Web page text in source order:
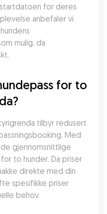
for deres
anbefaler vi
mulig, da
for to
tilbyr redusert
Med
gjennomsnittlige
to hunder. Da priser
direkte med din
spesifikke priser
behov.